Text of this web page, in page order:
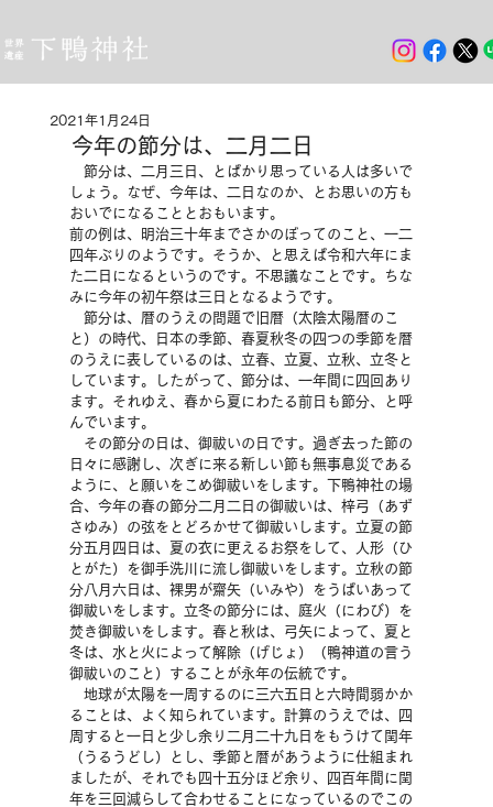
今年の節分は、二月二日
2021年1月24日
節分は、二月三日、とばかり思っている人は多いで
しょう。なぜ、今年は、二日なのか、とお思いの方も
おいでになることとおもいます。
前の例は、明治三十年までさかのぼってのこと、一二
四年ぶりのようです。そうか、と思えば令和六年にま
た二日になるというのです。不思議なことです。ちな
みに今年の初午祭は三日となるようです。
節分は、暦のうえの問題で旧暦（太陰太陽暦のこ
と）の時代、日本の季節、春夏秋冬の四つの季節を暦
のうえに表しているのは、立春、立夏、立秋、立冬と
しています。したがって、節分は、一年間に四回あり
ます。それゆえ、春から夏にわたる前日も節分、と呼
んでいます。
その節分の日は、御祓いの日です。過ぎ去った節の
日々に感謝し、次ぎに来る新しい節も無事息災である
ように、と願いをこめ御祓いをします。下鴨神社の場
合、今年の春の節分二月二日の御祓いは、梓弓（あず
さゆみ）の弦をとどろかせて御祓いします。立夏の節
分五月四日は、夏の衣に更えるお祭をして、人形（ひ
とがた）を御手洗川に流し御祓いをします。立秋の節
分八月六日は、裸男が齋矢（いみや）をうばいあって
御祓いをします。立冬の節分には、庭火（にわび）を
焚き御祓いをします。春と秋は、弓矢によって、夏と
冬は、水と火によって解除（げじょ）（鴨神道の言う
御祓いのこと）することが永年の伝統です。
地球が太陽を一周するのに三六五日と六時間弱かか
ることは、よく知られています。計算のうえでは、四
周すると一日と少し余り二月二十九日をもうけて閏年
（うるうどし）とし、季節と暦があうように仕組まれ
ましたが、それでも四十五分ほど余り、四百年間に閏
年を三回減らして合わせることになっているのでこの